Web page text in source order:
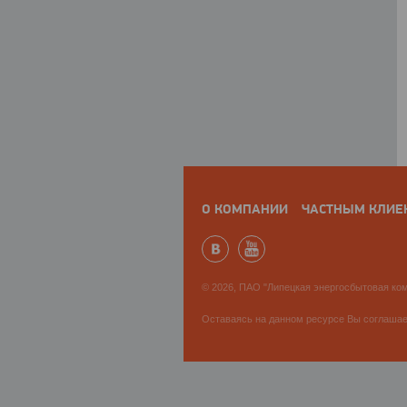
О КОМПАНИИ ЧАСТНЫМ
© 2026, ПАО "Липецкая энергосбытовая
Оставаясь на данном ресурсе Вы